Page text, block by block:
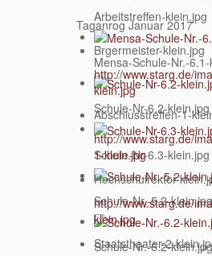
Arbeitstreffen-klein.jpg
Mensa-Schule-Nr.-
Schule-Nr-6.2-klein.jpg
Schule-Nr-6.3-klein.jpg
Schule-Nr.-5.2-klein.jpg
Schule-Nr.-6.2-klein.jpg
Taganrog Januar 2017
Brgermeister-klein.jpg
http://www.starg.de/
klein.jpg
Abschlusstreffen-1-
http://www.starg.de/
1-klein.jpg
Hochschulrektor-
http://www.starg.de/
klein.jpg
Staatstheater-2-